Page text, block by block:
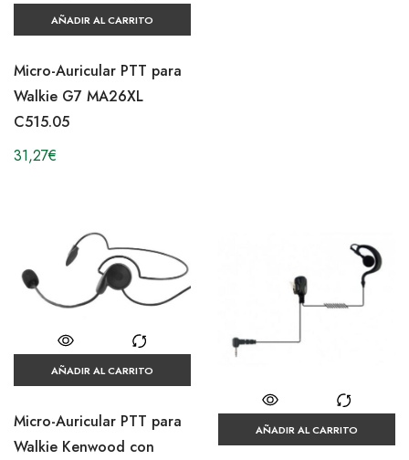
AÑADIR AL CARRITO
Micro-Auricular PTT para
Walkie G7 MA26XL
C515.05
31,27€
AÑADIR AL CARRITO
Micro-Auricular PTT para
Walkie Kenwood con
AÑADIR AL CARRITO